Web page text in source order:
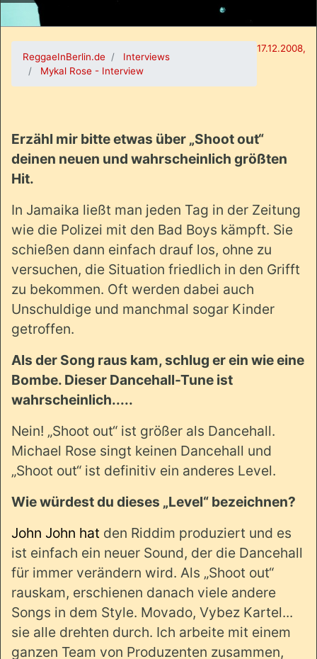
17.12.2008,
ReggaeInBerlin.de
Interviews
Mykal Rose - Interview
Erzähl mir bitte etwas über „Shoot out“
deinen neuen und wahrscheinlich größten
Hit.
In Jamaika ließt man jeden Tag in der Zeitung
wie die Polizei mit den Bad Boys kämpft. Sie
schießen dann einfach drauf los, ohne zu
versuchen, die Situation friedlich in den Grifft
zu bekommen. Oft werden dabei auch
Unschuldige und manchmal sogar Kinder
getroffen.
Als der Song raus kam, schlug er ein wie eine
Bombe. Dieser Dancehall-Tune ist
wahrscheinlich.....
Nein! „Shoot out“ ist größer als Dancehall.
Michael Rose singt keinen Dancehall und
„Shoot out“ ist definitiv ein anderes Level.
Wie würdest du dieses „Level“ bezeichnen?
John John hat den Riddim produziert und es
ist einfach ein neuer Sound, der die Dancehall
für immer verändern wird. Als „Shoot out“
rauskam, erschienen danach viele andere
Songs in dem Style. Movado, Vybez Kartel...
sie alle drehten durch. Ich arbeite mit einem
ganzen Team von Produzenten zusammen,